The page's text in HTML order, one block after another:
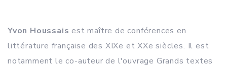
Yvon Houssais est maître de conférences en
littérature française des XIXe et XXe siècles. Il est
notamment le co-auteur de l'ouvrage Grands textes